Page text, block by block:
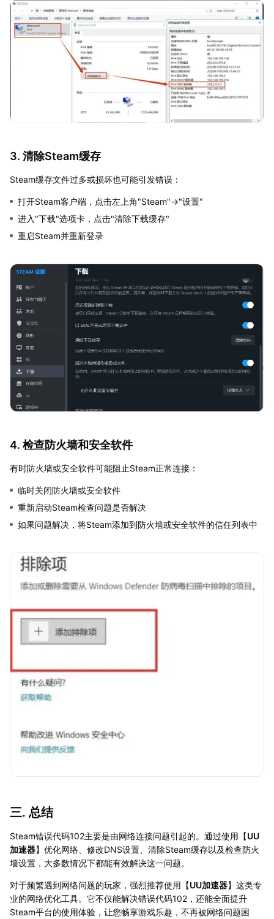
3. 清除Steam缓存
Steam缓存文件过多或损坏也可能引发错误：
打开Steam客户端，点击左上角"Steam"→"设置"
进入"下载"选项卡，点击"清除下载缓存"
重启Steam并重新登录
4. 检查防火墙和安全软件
有时防火墙或安全软件可能阻止Steam正常连接：
临时关闭防火墙或安全软件
重新启动Steam检查问题是否解决
如果问题解决，将Steam添加到防火墙或安全软件的信任列表中
三. 总结
Steam错误代码102主要是由网络连接问题引起的。通过使用【UU
加速器】优化网络、修改DNS设置、清除Steam缓存以及检查防火
墙设置，大多数情况下都能有效解决这一问题。
对于频繁遇到网络问题的玩家，强烈推荐使用【UU加速器】这类专
业的网络优化工具。它不仅能解决错误代码102，还能全面提升
Steam平台的使用体验，让您畅享游戏乐趣，不再被网络问题困